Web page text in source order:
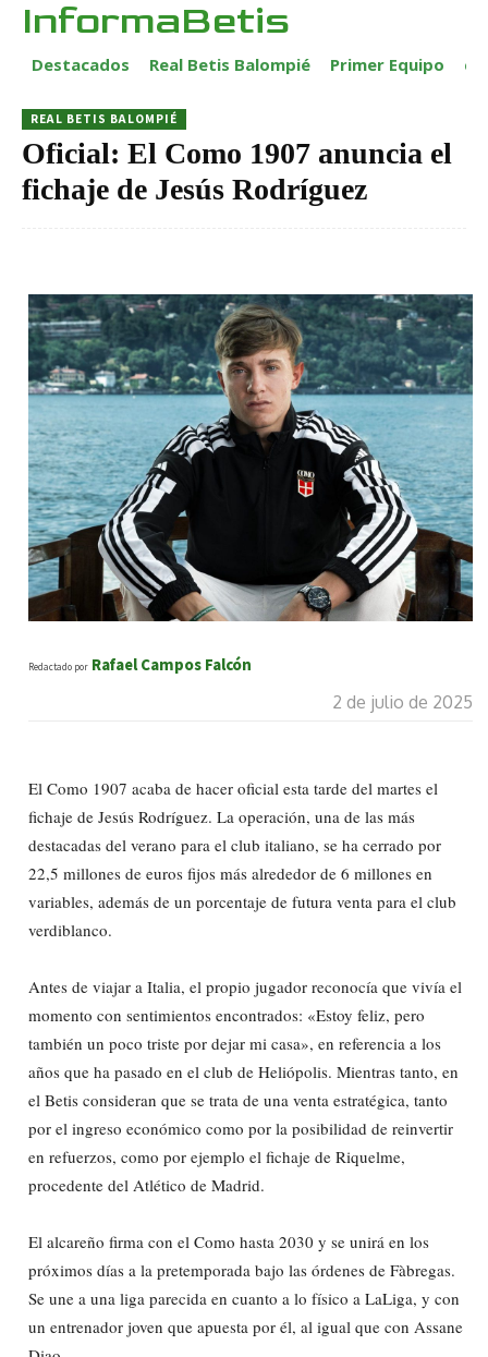
InformaBetis
Destacados Real Betis Balompié Primer Equipo
REAL BETIS BALOMPIÉ
Oficial: El Como 1907 anuncia el
fichaje de Jesús Rodríguez
Redactado por Rafael Campos Falcón
2 de julio de 2025
El Como 1907 acaba de hacer oficial esta tarde del martes el
fichaje de Jesús Rodríguez. La operación, una de las más
destacadas del verano para el club italiano, se ha cerrado por
22,5 millones de euros fijos más alrededor de 6 millones en
variables, además de un porcentaje de futura venta para el club
verdiblanco.
Antes de viajar a Italia, el propio jugador reconocía que vivía el
momento con sentimientos encontrados: «Estoy feliz, pero
también un poco triste por dejar mi casa», en referencia a los
años que ha pasado en el club de Heliópolis. Mientras tanto, en
el Betis consideran que se trata de una venta estratégica, tanto
por el ingreso económico como por la posibilidad de reinvertir
en refuerzos, como por ejemplo el fichaje de Riquelme,
procedente del Atlético de Madrid.
El alcareño firma con el Como hasta 2030 y se unirá en los
próximos días a la pretemporada bajo las órdenes de Fàbregas.
Se une a una liga parecida en cuanto a lo físico a LaLiga, y con
un entrenador joven que apuesta por él, al igual que con Assane